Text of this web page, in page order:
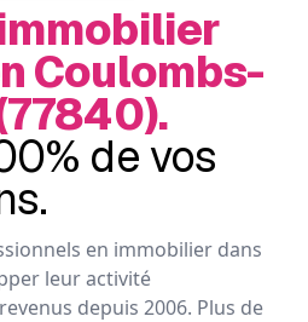
Coulombs-
de vos
en immobilier dans
leur activité
depuis 2006. Plus de